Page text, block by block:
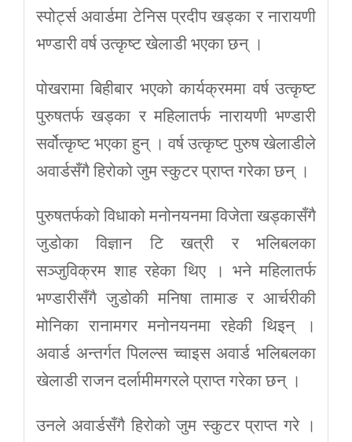
स्पोर्ट्स अवार्डमा टेनिस प्रदीप खड्का र नारायणी
भण्डारी वर्ष उत्कृष्ट खेलाडी भएका छन् ।
पोखरामा बिहीबार भएको कार्यक्रममा वर्ष उत्कृष्ट
पुरुषतर्फ खड्का र महिलातर्फ नारायणी भण्डारी
सर्वोत्कृष्ट भएका हुन् । वर्ष उत्कृष्ट पुरुष खेलाडीले
अवार्डसँगै हिरोको जुम स्कुटर प्राप्त गरेका छन् ।
पुरुषतर्फको विधाको मनोनयनमा विजेता खड्कासँगै
जुडोका विज्ञान टि खत्री र भलिबलका
सञ्जुविक्रम शाह रहेका थिए । भने महिलातर्फ
भण्डारीसँगै जुडोकी मनिषा तामाङ र आर्चरीकी
मोनिका रानामगर मनोनयनमा रहेकी थिइन् ।
अवार्ड अन्तर्गत पिलल्स च्वाइस अवार्ड भलिबलका
खेलाडी राजन दर्लामीमगरले प्राप्त गरेका छन् ।
उनले अवार्डसँगै हिरोको जुम स्कुटर प्राप्त गरे ।